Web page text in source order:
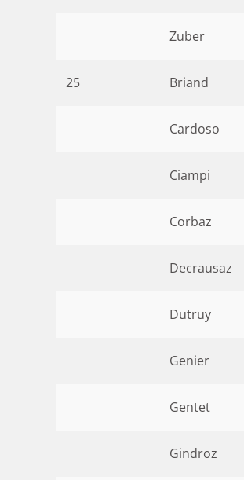
Zuber
25 Briand
Cardoso
Ciampi
Corbaz
Decrausaz
Dutruy
Genier
Gentet
Gindroz